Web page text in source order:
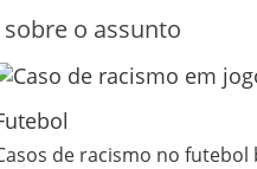
sobre o assunto
de racismo no